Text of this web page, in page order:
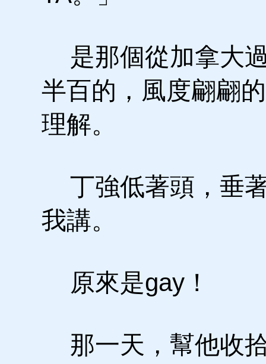
是那個從加拿大
半百的，風度翩翩
理解。
丁強低著頭，垂
我講。
原來是gay！
那一天，幫他收